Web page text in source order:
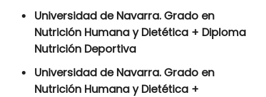
Universidad de Navarra. Grado en
Nutrición Humana y Dietética + Diploma
Nutrición Deportiva
Universidad de Navarra. Grado en
Nutrición Humana y Dietética +